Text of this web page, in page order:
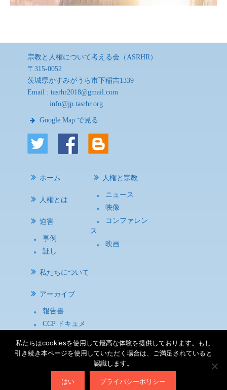
宗教と人権について考える会（ASRHR）
〒315-0052
茨城県かすみがうら市下稲吉1339
Email : tasrhr2018@gmail.com
info@jp.tasrhr.org
Google Map で見る
ホーム
人権とは
迫害
事例
証し
人権と宗教
ニュース
映像
コンファレン
ス
映画
私たちについて
アーカイブ
報告書
CCP ドキュメ
研究資料
利用規約|プライバシー方針|サイトマップ| Copyright
宗教と人権について考える会（ASRHR）
私たちはcookiesを使用して最高な体験を提供しております。もし
引き続き本ページを使用していただく場合は、ご満足されていると
認識します。
はい プライバシーポリシー